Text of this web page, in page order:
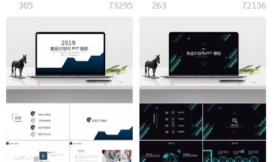
305 73295 263 72136